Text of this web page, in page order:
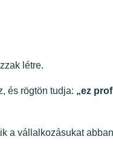
létre.
és rögtön tudja: „ez
a vállalkozásukat